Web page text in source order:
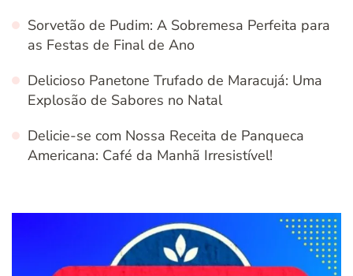
Sorvetão de Pudim: A Sobremesa Perfeita para
as Festas de Final de Ano
Delicioso Panetone Trufado de Maracujá: Uma
Explosão de Sabores no Natal
Delicie-se com Nossa Receita de Panqueca
Americana: Café da Manhã Irresistível!